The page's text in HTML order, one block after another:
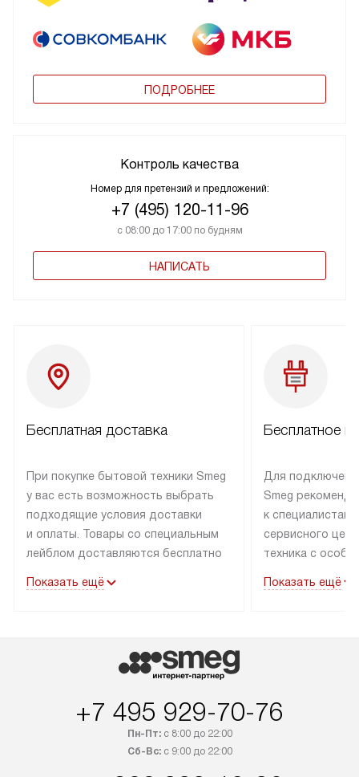
ПОДРОБНЕЕ
Контроль качества
Номер для претензий и предложений:
+7 (495) 120-11-96
с 08:00 до 17:00 по будням
НАПИСАТЬ
Бесплатная доставка
При покупке бытовой техники Smeg
у вас есть возможность выбрать
подходящие условия доставки
и оплаты. Товары со специальным
лейблом доставляются бесплатно
до подъезда. Доставка за пределы
маркировку «в наличии», может
быть отправлен покупателю
в Санкт-Петербург и другие
регионы осуществляется через
транспортные компании. После
Показать ещё
Бесплатное
Для
Smeg
к специалистам
сервисного
техника с
коммуникациям.
подключения к
Показать ещё
+7 495 929-70-76
Пн-Пт:с 8:00 до 22:00
Сб-Вс:с 9:00 до 22:00